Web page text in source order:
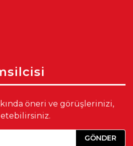
öneri ve görüşlerinizi,
GÖNDER